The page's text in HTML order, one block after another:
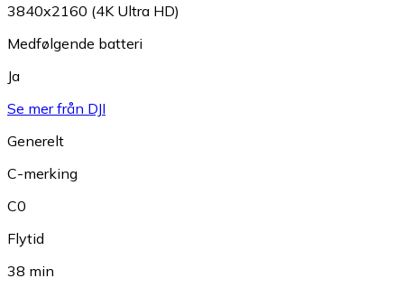
3840x2160 (4K Ultra HD)
Medfølgende batteri
Ja
Se mer från DJI
Generelt
C-merking
C0
Flytid
38 min